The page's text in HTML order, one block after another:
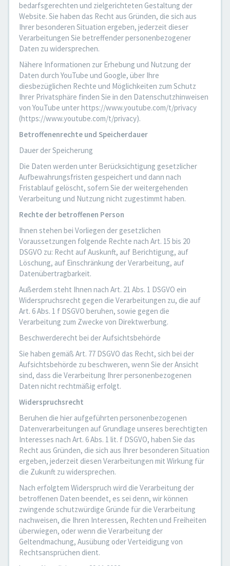
bedarfsgerechten und zielgerichteten Gestaltung der
Website. Sie haben das Recht aus Gründen, die sich aus
Ihrer besonderen Situation ergeben, jederzeit dieser
Verarbeitungen Sie betreffender personenbezogener
Daten zu widersprechen.
Nähere Informationen zur Erhebung und Nutzung der
Daten durch YouTube und Google, über Ihre
diesbezüglichen Rechte und Möglichkeiten zum Schutz
Ihrer Privatsphäre finden Sie in den Datenschutzhinweisen
von YouTube unter https://www.youtube.com/t/privacy
(https://www.youtube.com/t/privacy).
Betroffenenrechte und Speicherdauer
Dauer der Speicherung
Die Daten werden unter Berücksichtigung gesetzlicher
Aufbewahrungsfristen gespeichert und dann nach
Fristablauf gelöscht, sofern Sie der weitergehenden
Verarbeitung und Nutzung nicht zugestimmt haben.
Rechte der betroffenen Person
Ihnen stehen bei Vorliegen der gesetzlichen
Voraussetzungen folgende Rechte nach Art. 15 bis 20
DSGVO zu: Recht auf Auskunft, auf Berichtigung, auf
Löschung, auf Einschränkung der Verarbeitung, auf
Datenübertragbarkeit.
Außerdem steht Ihnen nach Art. 21 Abs. 1 DSGVO ein
Widerspruchsrecht gegen die Verarbeitungen zu, die auf
Art. 6 Abs. 1 f DSGVO beruhen, sowie gegen die
Verarbeitung zum Zwecke von Direktwerbung.
Beschwerderecht bei der Aufsichtsbehörde
Sie haben gemäß Art. 77 DSGVO das Recht, sich bei der
Aufsichtsbehörde zu beschweren, wenn Sie der Ansicht
sind, dass die Verarbeitung Ihrer personenbezogenen
Daten nicht rechtmäßig erfolgt.
Widerspruchsrecht
Beruhen die hier aufgeführten personenbezogenen
Datenverarbeitungen auf Grundlage unseres berechtigten
Interesses nach Art. 6 Abs. 1 lit. f DSGVO, haben Sie das
Recht aus Gründen, die sich aus Ihrer besonderen Situation
ergeben, jederzeit diesen Verarbeitungen mit Wirkung für
die Zukunft zu widersprechen.
Nach erfolgtem Widerspruch wird die Verarbeitung der
betroffenen Daten beendet, es sei denn, wir können
zwingende schutzwürdige Gründe für die Verarbeitung
nachweisen, die Ihren Interessen, Rechten und Freiheiten
überwiegen, oder wenn die Verarbeitung der
Geltendmachung, Ausübung oder Verteidigung von
Rechtsansprüchen dient.